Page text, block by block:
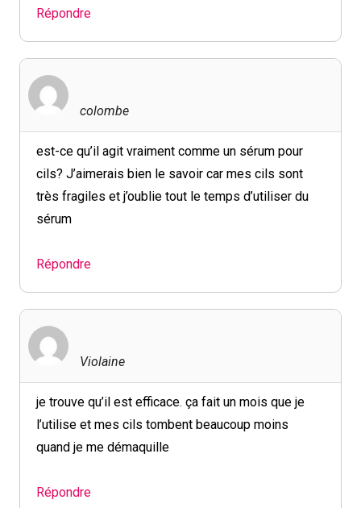
Répondre
colombe
est-ce qu’il agit vraiment comme un sérum pour
cils? J’aimerais bien le savoir car mes cils sont
très fragiles et j’oublie tout le temps d’utiliser du
sérum
Répondre
Violaine
je trouve qu’il est efficace. ça fait un mois que je
l’utilise et mes cils tombent beaucoup moins
quand je me démaquille
Répondre